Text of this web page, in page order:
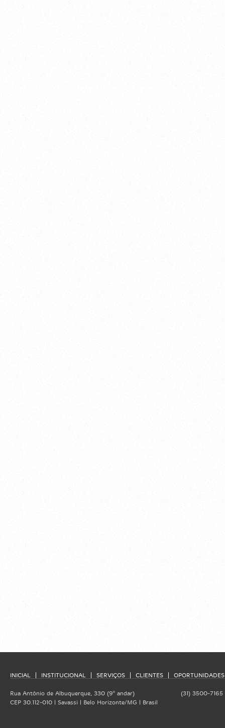
INICIAL INSTITUCIONAL SERVIÇOS CLIENTES OPORTUNIDADES
Rua Antônio de Albuquerque, 330 (9º andar)
CEP 30.112-010 | Savassi | Belo Horizonte/MG | Brasil
(31) 3500-7165